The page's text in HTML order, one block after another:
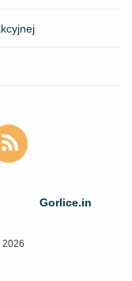
Gorlice.in
2026